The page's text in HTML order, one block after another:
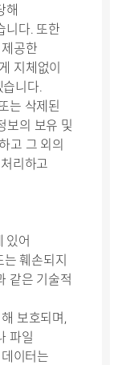
해
니다. 또한
공한
지체없이
니다.
는 삭제된
보의 보유 및
고 그 외의
리하고
있어
훼손되지
같은 기술적
보호되며,
파일
이터는